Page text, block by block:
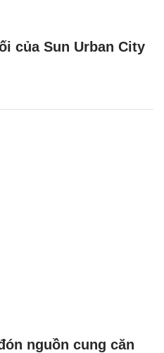
của Sun Urban City
nguồn cung căn